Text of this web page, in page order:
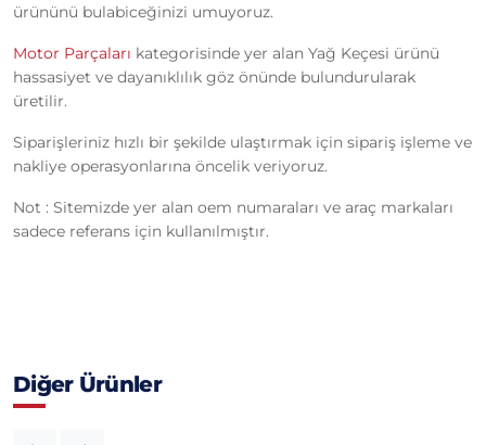
ürününü bulabiceğinizi umuyoruz.
Motor Parçaları kategorisinde yer alan Yağ Keçesi ürünü
hassasiyet ve dayanıklılık göz önünde bulundurularak
üretilir.
Siparişleriniz hızlı bir şekilde ulaştırmak için sipariş işleme ve
nakliye operasyonlarına öncelik veriyoruz.
Not : Sitemizde yer alan oem numaraları ve araç markaları
sadece referans için kullanılmıştır.
Diğer Ürünler